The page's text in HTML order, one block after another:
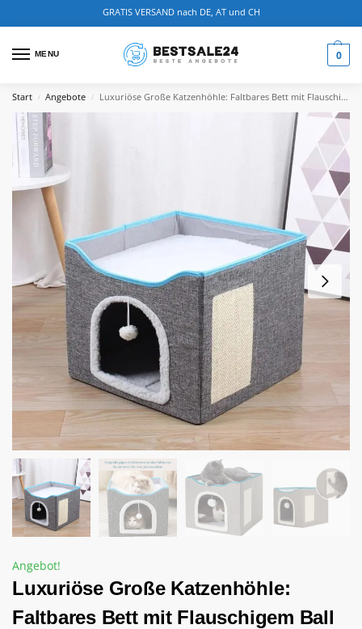
GRATIS VERSAND nach DE, AT und CH
MENU 0
Start / Angebote / Luxuriöse Große Katzenhöhle: Faltbares Bett mit Flauschigem Ball und Kratzpad
Angebot!
Luxuriöse Große Katzenhöhle:
Faltbares Bett mit Flauschigem Ball